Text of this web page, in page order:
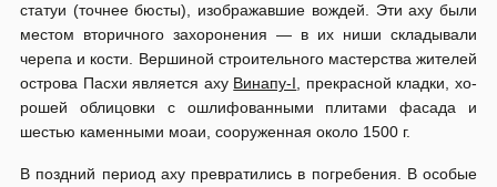
статуи (точнее бюсты), изоб­ражавшие вождей. Эти аху были
местом вторичного захоронения — в их ниши складывали
черепа и кости. Вершиной строительного мастерства жителей
острова Пасхи является аху Винапу-I , прекрасной кладки, хо­
рошей облицовки с ошлифованными плитами фасада и
шестью каменными моаи, сооруженная около 1500 г.
В поздний период аху превратились в погребения. В особые